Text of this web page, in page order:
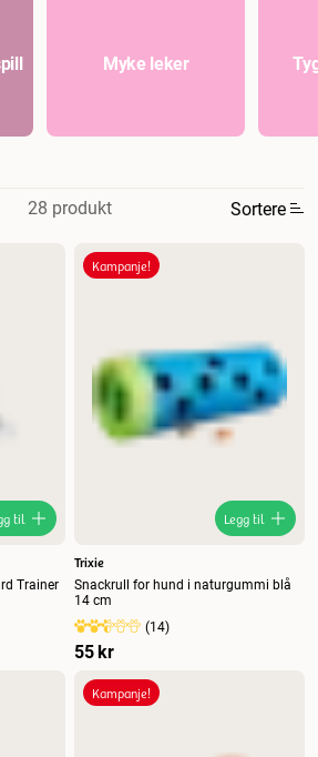
Myke leker
28 produkt Sortere
til
Trainer
Kampanje!
Legg til
Trixie
Snackrull for hund i naturgummi blå
14 cm
(14)
55 kr
Kampanje!